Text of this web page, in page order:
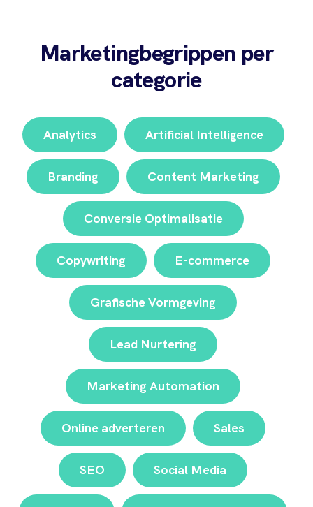
Marketingbegrippen per
categorie
Analytics Artificial Intelligence
Branding Content Marketing
Conversie Optimalisatie
Copywriting E-commerce
Grafische Vormgeving
Lead Nurtering
Marketing Automation
Online adverteren Sales
SEO Social Media